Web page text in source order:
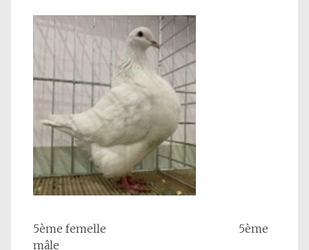
5ème femelle 5ème
mâle